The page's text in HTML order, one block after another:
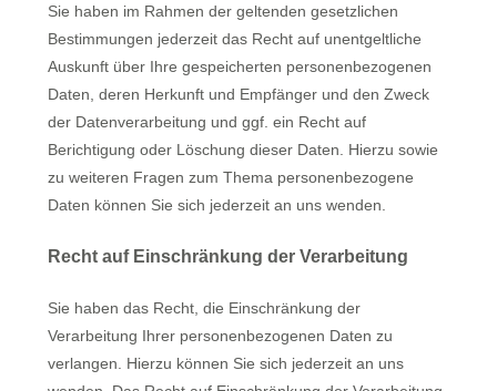
Sie haben im Rahmen der geltenden gesetzlichen
Bestimmungen jederzeit das Recht auf unentgeltliche
Auskunft über Ihre gespeicherten personenbezogenen
Daten, deren Herkunft und Empfänger und den Zweck
der Datenverarbeitung und ggf. ein Recht auf
Berichtigung oder Löschung dieser Daten. Hierzu sowie
zu weiteren Fragen zum Thema personenbezogene
Daten können Sie sich jederzeit an uns wenden.
Recht auf Einschränkung der Verarbeitung
Sie haben das Recht, die Einschränkung der
Verarbeitung Ihrer personenbezogenen Daten zu
verlangen. Hierzu können Sie sich jederzeit an uns